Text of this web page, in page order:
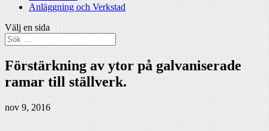
Anläggning och Verkstad
Välj en sida
Förstärkning av ytor på galvaniserade
ramar till ställverk.
nov 9, 2016